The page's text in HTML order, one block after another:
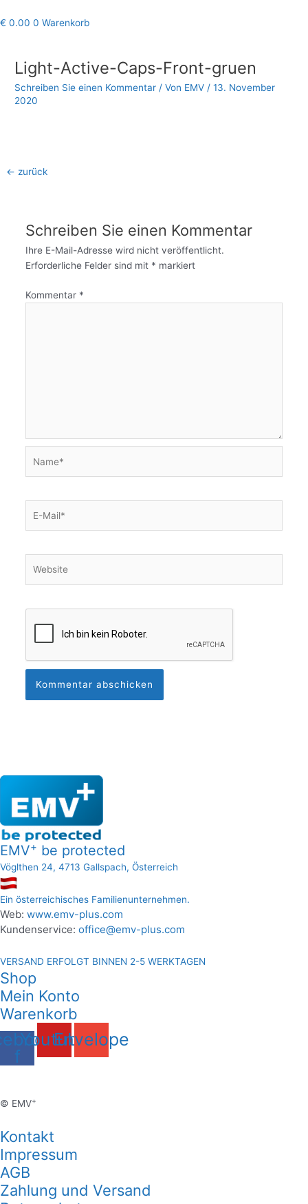
€ 0.00 0 Warenkorb
Light-Active-Caps-Front-gruen
Schreiben Sie einen Kommentar / Von EMV /13. November
2020
← zurück
Schreiben Sie einen Kommentar
Ihre E-Mail-Adresse wird nicht veröffentlicht.
Erforderliche Felder sind mit * markiert
Kommentar *
Mail*
EMV+ be protected
Vöglthen 24, 4713 Gallspach, Österreich
Ein österreichisches Familienunternehmen.
Web: www.emv-plus.com
Kundenservice: office@emv-plus.com
VERSAND ERFOLGT BINNEN 2-5 WERKTAGEN
Shop
Mein Konto
Warenkorb
f
YoutubeEnvelope
© EMV+
Kontakt
Impressum
AGB
Zahlung und Versand